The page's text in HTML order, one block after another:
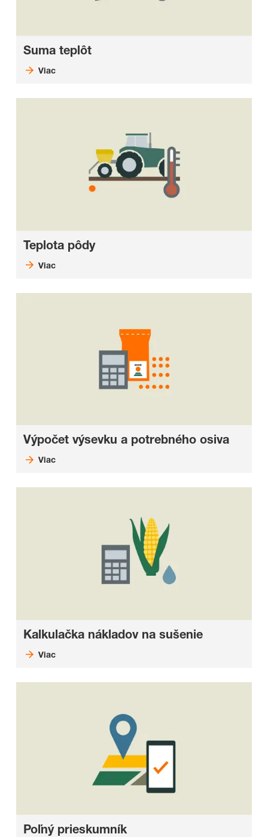
Suma teplôt
Viac
Teplota pôdy
Viac
Výpočet výsevku a potrebného osiva
Viac
Kalkulačka nákladov na sušenie
Viac
Poľný prieskumník